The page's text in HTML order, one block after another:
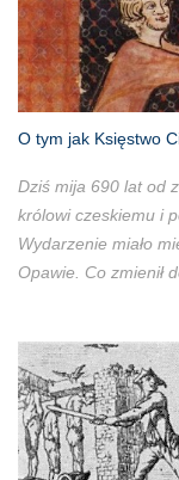
O tym jak Księstwo
Dziś mija 690 lat od
królowi czeskiemu i
Wydarzenie miało
Opawie. Co zmienił